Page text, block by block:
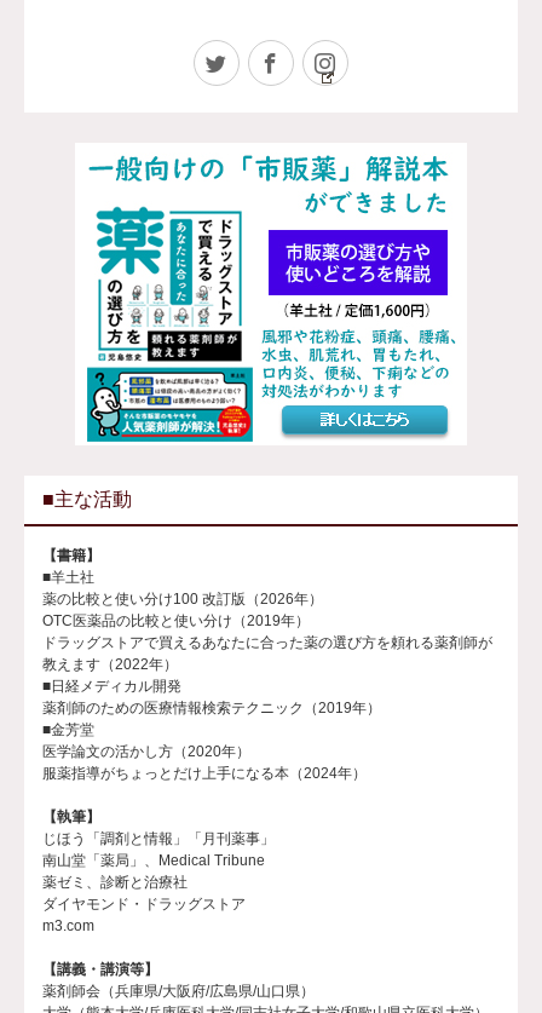
Twitter Facebook
■主な活動
【書籍】
■羊土社
薬の比較と使い分け100 改訂版（2026年）
OTC医薬品の比較と使い分け（2019年）
ドラッグストアで買えるあなたに合った薬の選び方を頼れる薬剤師が
教えます（2022年）
■日経メディカル開発
薬剤師のための医療情報検索テクニック（2019年）
■金芳堂
医学論文の活かし方（2020年）
服薬指導がちょっとだけ上手になる本（2024年）
【執筆】
じほう「調剤と情報」「月刊薬事」
南山堂「薬局」、Medical Tribune
薬ゼミ、診断と治療社
ダイヤモンド・ドラッグストア
m3.com
【講義・講演等】
薬剤師会（兵庫県/大阪府/広島県/山口県）